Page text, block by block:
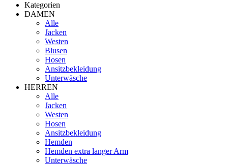
Kategorien
DAMEN
Alle
Jacken
Westen
Blusen
Hosen
Ansitzbekleidung
Unterwäsche
HERREN
Alle
Jacken
Westen
Hosen
Ansitzbekleidung
Hemden
Hemden extra langer Arm
Unterwäsche